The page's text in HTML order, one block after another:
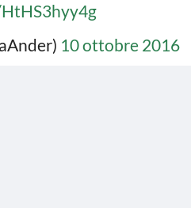
10 ottobre 2016